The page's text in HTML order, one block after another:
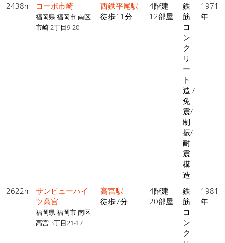
2438m コーポ市崎
福岡県 福岡市 南区
市崎 2丁目9-20
西鉄平尾駅
徒歩11分
4階建
12部屋
鉄
筋
コ
ン
ク
リ
ー
ト
造 /
免
震/
制
振/
耐
震
構
造
1971
年
2622m サンビューハイ
ツ高宮
福岡県 福岡市 南区
高宮 3丁目21-17
高宮駅
徒歩7分
4階建
20部屋
鉄
筋
コ
ン
ク
1981
年